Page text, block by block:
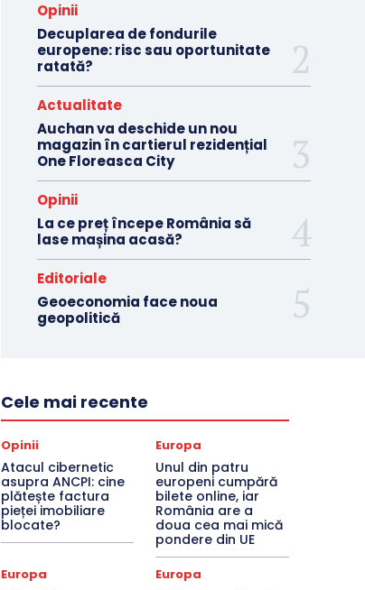
Opinii
Decuplarea de fondurile
europene: risc sau oportunitate
ratată?
Actualitate
Auchan va deschide un nou
magazin în cartierul rezidențial
One Floreasca City
Opinii
La ce preț începe România să
lase mașina acasă?
Editoriale
Geoeconomia face noua
geopolitică
Cele mai recente
Opinii
Atacul cibernetic
asupra ANCPI: cine
plătește factura
pieței imobiliare
blocate?
Europa
Unul din patru
europeni cumpără
bilete online, iar
România are a
doua cea mai mică
pondere din UE
Europa Europa